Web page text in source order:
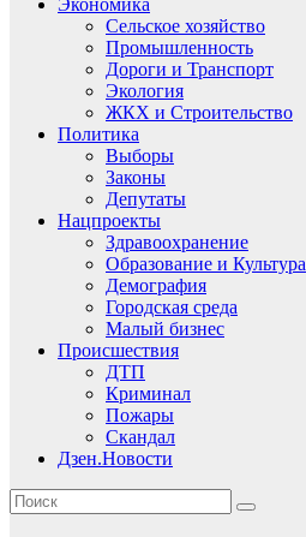
Экономика
Сельское хозяйство
Промышленность
Дороги и Транспорт
Экология
ЖКХ и Строительство
Политика
Выборы
Законы
Депутаты
Нацпроекты
Здравоохранение
Образование и Культура
Демография
Городская среда
Малый бизнес
Происшествия
ДТП
Криминал
Пожары
Скандал
Дзен.Новости